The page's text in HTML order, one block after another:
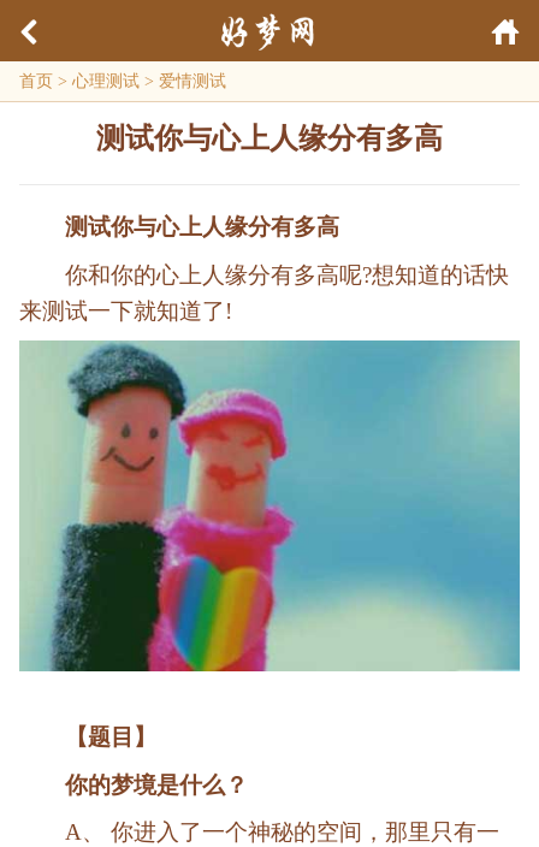
首页 > 心理测试 > 爱情测试
测试你与心上人缘分有多高
测试你与心上人缘分有多高
你和你的心上人缘分有多高呢?想知道的话快
来测试一下就知道了!
【题目】
你的梦境是什么？
A、 你进入了一个神秘的空间，那里只有一